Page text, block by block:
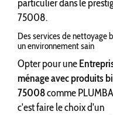
particulier dans le
75008.
Des services de nettoyage
un environnement sain
Opter pour une
ménage avec produits
75008comme
c'est faire le choix d'un